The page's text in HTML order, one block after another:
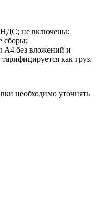
не включены:
сборы;
А4 без вложений и
как груз.
необходимо уточнять